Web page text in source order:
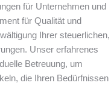
für Unternehmen und
für Qualität und
Ihrer steuerlichen,
Unser erfahrenes
Betreuung, um
die Ihren Bedürfnissen